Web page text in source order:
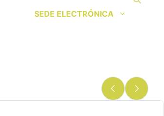
SEDE ELECTRÓNICA